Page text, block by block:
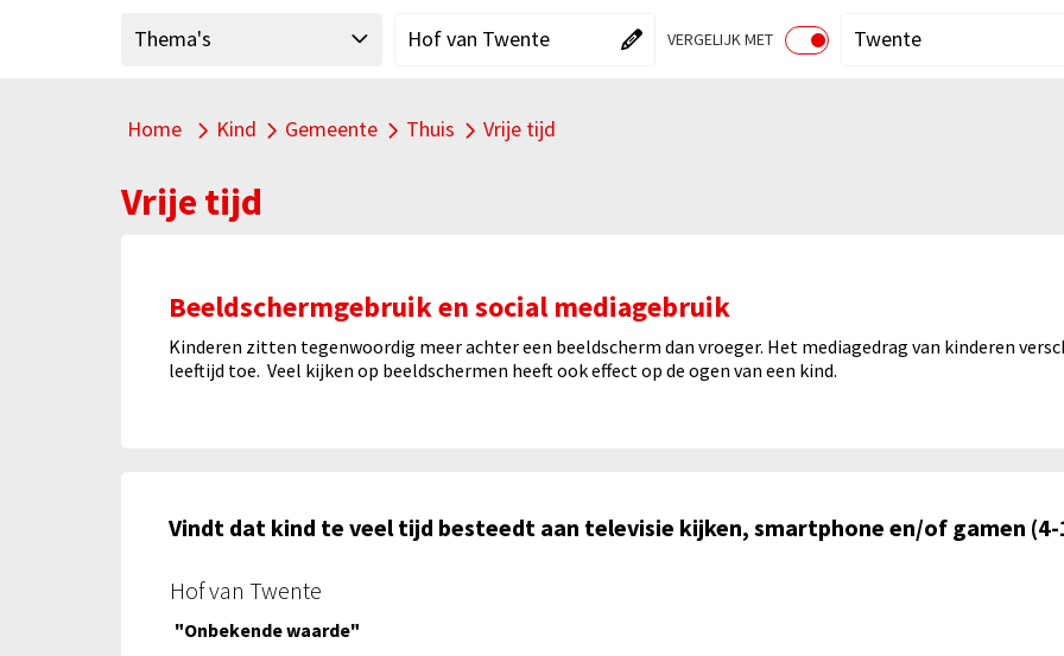
Thema's
"Kies een gebied"
"Huidige gebied":
Hof van Twente VERGELIJK MET AAN
UIT
"Kies een
"Huidige
Twente
Home Alle thema's
Kind Alle thema's binnen Kind
Gemeente Alle thema's binnen Gemeente
Thuis Alle thema's binnen Thuis
Vrije tijd
Vrije tijd
Beeldschermgebruik en social mediagebruik
Kinderen zitten tegenwoordig meer achter een beeldscherm dan vroeger. Het mediagedrag van kinderen
leeftijd toe. Veel kijken op beeldschermen heeft ook effect op de ogen van een kind.
Vindt dat kind te veel tijd besteedt aan televisie kijken, smartphone en/of gamen (4-
Hof van Twente
"Onbekende waarde"